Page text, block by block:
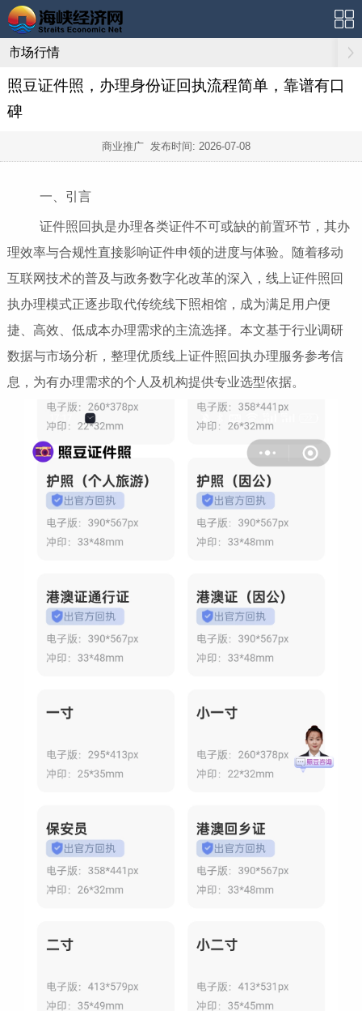
市场行情
照豆证件照，办理身份证回执流程简单，靠谱有口
碑
商业推广 发布时间: 2026-07-08
一、引言
证件照回执是办理各类证件不可或缺的前置环节，其办
理效率与合规性直接影响证件申领的进度与体验。随着移动
互联网技术的普及与政务数字化改革的深入，线上证件照回
执办理模式正逐步取代传统线下照相馆，成为满足用户便
捷、高效、低成本办理需求的主流选择。本文基于行业调研
数据与市场分析，整理优质线上证件照回执办理服务参考信
息，为有办理需求的个人及机构提供专业选型依据。